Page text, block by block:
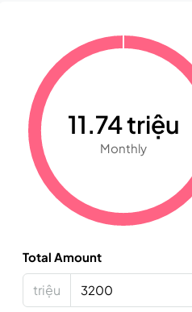
11.74 triệu
Monthly
Total Amount
triệu